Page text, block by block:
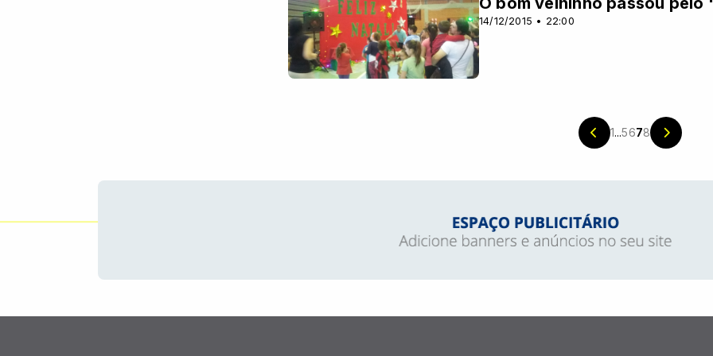
14/12/2015 • 22:00
1...5678